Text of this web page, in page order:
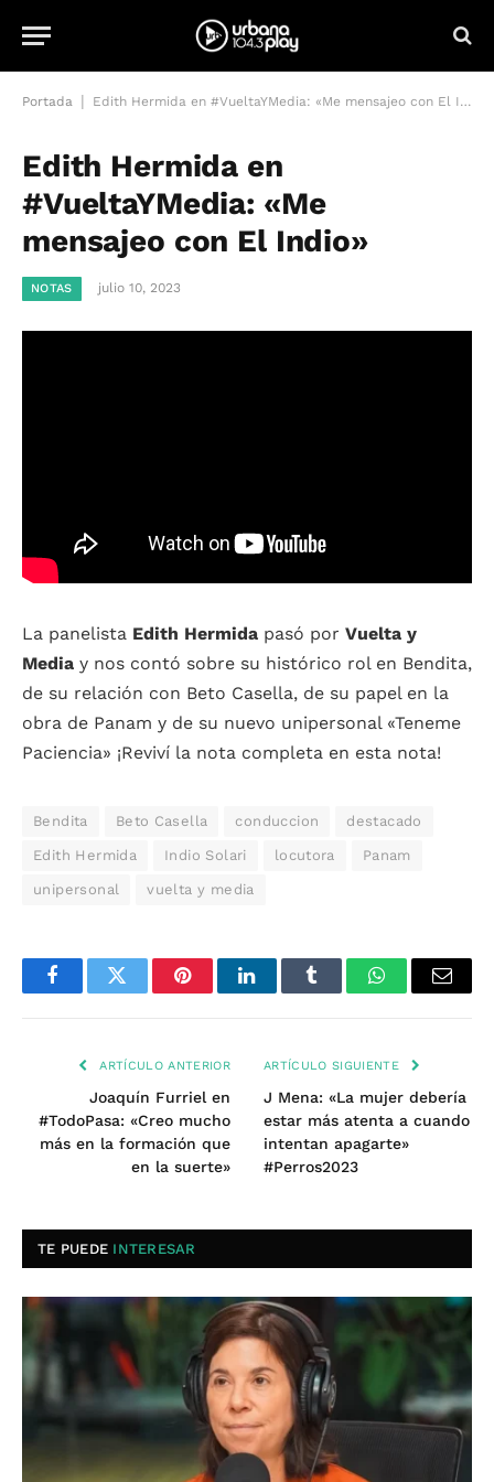
Portada Edith Hermida en #VueltaYMedia: «Me mensajeo con El Indio»
Edith Hermida en
#VueltaYMedia: «Me
mensajeo con El Indio»
NOTAS julio 10, 2023
La panelista Edith Hermida pasó por Vuelta y
Media y nos contó sobre su histórico rol en Bendita,
de su relación con Beto Casella, de su papel en la
obra de Panam y de su nuevo unipersonal «Teneme
Paciencia» ¡Reviví la nota completa en esta nota!
Bendita Beto Casella conduccion destacado
Edith Hermida Indio Solari locutora Panam
unipersonal vuelta y media
FacebookTwitter PinterestLinkedInTumblr WhatsAppEmail
ARTÍCULO ANTERIOR
Joaquín Furriel en
#TodoPasa: «Creo mucho
más en la formación que
en la suerte»
ARTÍCULO SIGUIENTE
J Mena: «La mujer debería
estar más atenta a cuando
intentan apagarte»
#Perros2023
TE PUEDE INTERESAR